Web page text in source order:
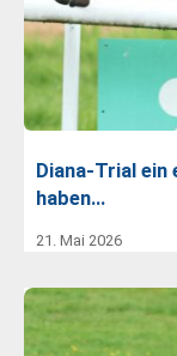
Diana-Trial
haben…
21. Mai 2026